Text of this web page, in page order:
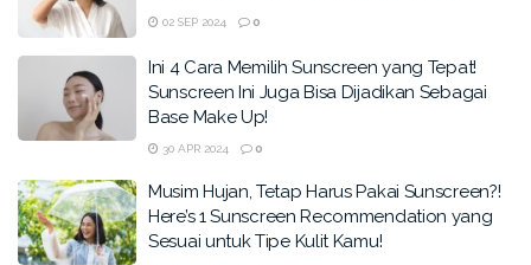
02 SEP 2024 0
Ini 4 Cara Memilih Sunscreen yang Tepat!
Sunscreen Ini Juga Bisa Dijadikan Sebagai
Base Make Up!
30 APR 2024 0
Musim Hujan, Tetap Harus Pakai Sunscreen?!
Here’s 1 Sunscreen Recommendation yang
Sesuai untuk Tipe Kulit Kamu!